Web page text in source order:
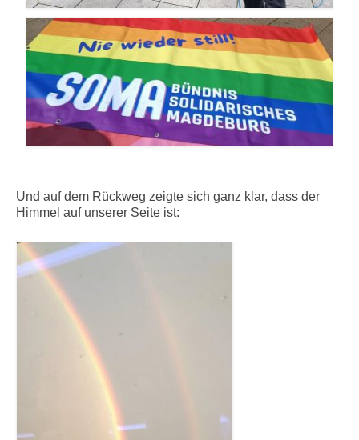
Und auf dem Rückweg zeigte sich ganz klar, dass der
Himmel auf unserer Seite ist: